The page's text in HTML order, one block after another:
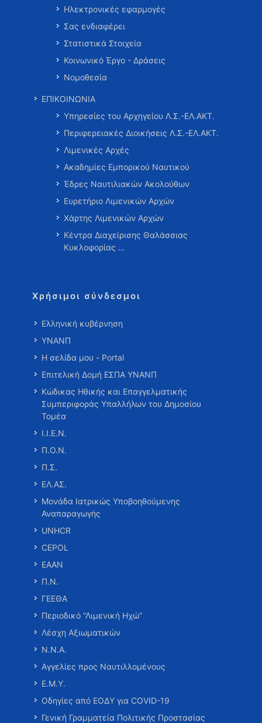
Ηλεκτρονικές εφαρμογές
Σας ενδιαφέρει
Στατιστικά Στοιχεία
Κοινωνικό Έργο - Δράσεις
Νομοθεσία
ΕΠΙΚΟΙΝΩΝΙΑ
Υπηρεσίες του Αρχηγείου Λ.Σ.-ΕΛ.ΑΚΤ.
Περιφερειακές Διοικήσεις Λ.Σ.-ΕΛ.ΑΚΤ.
Λιμενικές Αρχές
Ακαδημίες Εμπορικού Ναυτικού
Έδρες Ναυτιλιακών Ακολούθων
Ευρετήριο Λιμενικών Αρχών
Χάρτης Λιμενικών Αρχών
Κέντρα Διαχείρισης Θαλάσσιας
Κυκλοφορίας …
Χρήσιμοι σύνδεσμοι
Ελληνική κυβέρνηση
ΥΝΑΝΠ
Η σελίδα μου - Portal
Επιτελική Δομή ΕΣΠΑ ΥΝΑΝΠ
Κώδικας Ηθικής και Επαγγελματικής
Συμπεριφοράς Υπαλλήλων του Δημοσίου
Τομέα
Ι.Ι.Ε.Ν.
Π.Ο.Ν.
Π.Σ.
ΕΛ.ΑΣ.
Μονάδα Ιατρικώς Υποβοηθούμενης
Αναπαραγωγής
UNHCR
CEPOL
ΕΑΑΝ
Π.Ν.
ΓΕΕΘΑ
Περιοδικό “Λιμενική Ηχώ”
Λέσχη Αξιωματικών
Ν.Ν.Α.
Αγγελίες προς Ναυτιλλομένους
Ε.Μ.Υ.
Οδηγίες από ΕΟΔΥ για COVID-19
Γενική Γραμματεία Πολιτικής Προστασίας